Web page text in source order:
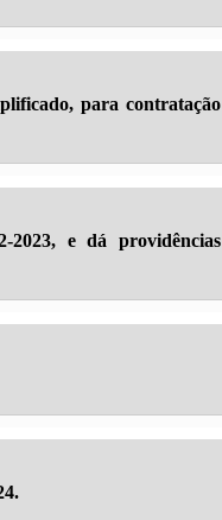
para contratação
2023, e dá providências